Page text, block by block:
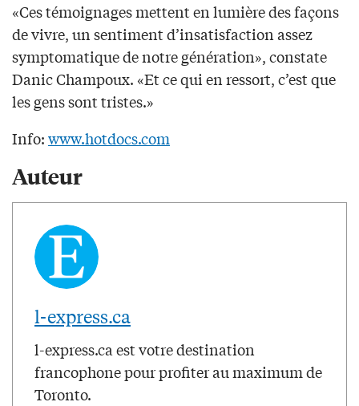
«Ces témoignages mettent en lumière des façons
de vivre, un sentiment d’insatisfaction assez
symptomatique de notre génération», constate
Danic Champoux. «Et ce qui en ressort, c’est que
les gens sont tristes.»
Info:www.hotdocs.com
Auteur
l-express.ca
l-express.ca est votre destination
francophone pour profiter au maximum de
Toronto.